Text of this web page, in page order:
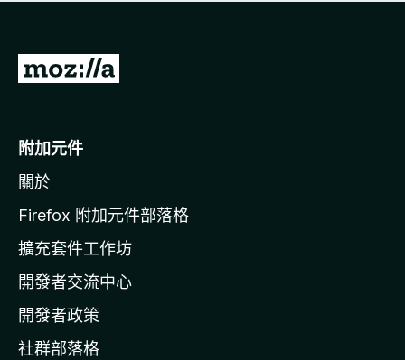
有
前
o
i
l
a
官
網
附加元件
關於
Firefox 附加元件部落格
擴充套件工作坊
開發者交流中心
開發者政策
社群部落格